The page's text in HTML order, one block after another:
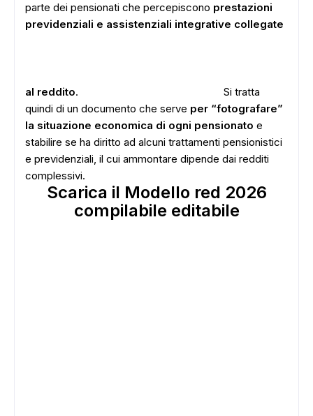
parte dei pensionati che percepiscono prestazioni
previdenziali e assistenziali integrative collegate
al reddito.
Si tratta
quindi di un documento che serve per “fotografare”
la situazione economica di ogni pensionato e
stabilire se ha diritto ad alcuni trattamenti pensionistici
e previdenziali, il cui ammontare dipende dai redditi
complessivi.
Scarica il Modello red 2026
compilabile editabile